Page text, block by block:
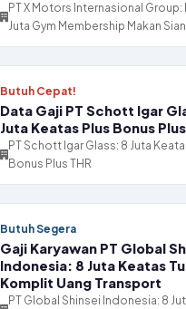
PT X Motors Internasional Group:
Juta Gym Membership Makan
Butuh Cepat!
Data Gaji PT Schott Igar
Juta Keatas Plus Bonus
PT Schott Igar Glass: 8 Juta
Bonus Plus THR
Butuh Segera
Gaji Karyawan PT Global
Indonesia: 8 Juta Keatas
Komplit Uang Transport
PT Global Shinsei Indonesia: 8